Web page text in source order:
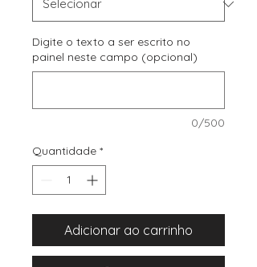
Digite o texto a ser escrito no
painel neste campo (opcional)
0/500
Quantidade *
Adicionar ao carrinho